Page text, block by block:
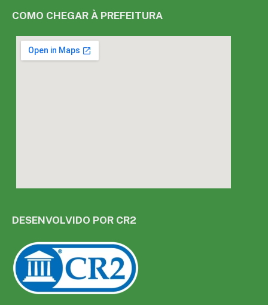
COMO CHEGAR À PREFEITURA
DESENVOLVIDO POR CR2